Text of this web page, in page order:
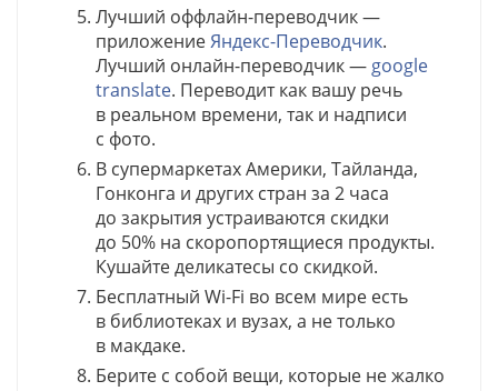
Лучший оффлайн-переводчик —
приложениеЯндекс-Переводчик.
Лучший онлайн-переводчик — google
translate. Переводит как вашу речь
в реальном времени, так и надписи
с фото.
В супермаркетах Америки, Тайланда,
Гонконга и других стран за 2 часа
до закрытия устраиваются скидки
до 50% на скоропортящиеся продукты.
Кушайте деликатесы со скидкой.
Бесплатный Wi-Fi во всем мире есть
в библиотеках и вузах, а не только
в макдаке.
Берите с собой вещи, которые не жалко